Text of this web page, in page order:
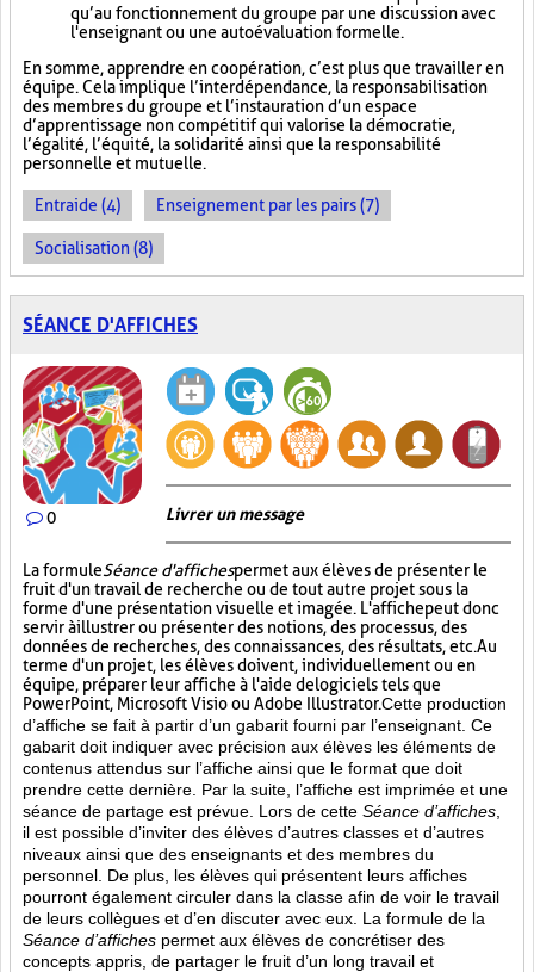
qu’au fonctionnement du groupe par une discussion avec
l'enseignant ou une autoévaluation formelle.
En somme, apprendre en coopération, c’est plus que travailler en
équipe. Cela implique l’interdépendance, la responsabilisation
des membres du groupe et l’instauration d’un espace
d’apprentissage non compétitif qui valorise la démocratie,
l’égalité, l’équité, la solidarité ainsi que la responsabilité
personnelle et mutuelle.
Entraide (4) Enseignement par les pairs (7)
Socialisation (8)
SÉANCE D'AFFICHES
0 Livrer un message
La formuleSéance d'affichespermet aux élèves de présenter le
fruit d'un travail de recherche ou de tout autre projet sous la
forme d'une présentation visuelle et imagée. L'affichepeut donc
servir à illustrer ou présenter des notions, des processus, des
données de recherches, des connaissances, des résultats, etc. Au
terme d'un projet, les élèves doivent, individuellement ou en
équipe, préparer leur affiche à l'aide de logiciels tels que
PowerPoint, Microsoft Visio ou Adobe Illustrator.Cette production
d’affiche se fait à partir d’un gabarit fourni par l’enseignant. Ce
gabarit doit indiquer avec précision aux élèves les éléments de
contenus attendus sur l’affiche ainsi que le format que doit
prendre cette dernière. Par la suite, l’affiche est imprimée et une
séance de partage est prévue. Lors de cette Séance d’affiches
il est possible d’inviter des élèves d’autres classes et d’autres
niveaux ainsi que des enseignants et des membres du
personnel. De plus, les élèves qui présentent leurs affiches
pourront également circuler dans la classe afin de voir le travail
de leurs collègues et d’en discuter avec eux. La formule de la
Séance d’affiches permet aux élèves de concrétiser des
concepts appris, de partager le fruit d’un long travail et